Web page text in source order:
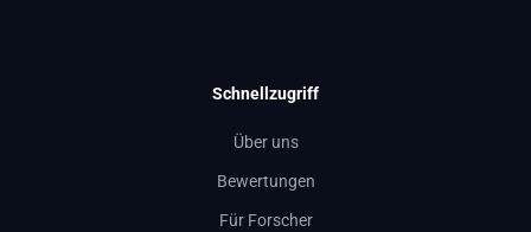
Schnellzugriff
Über uns
Bewertungen
Für Forscher